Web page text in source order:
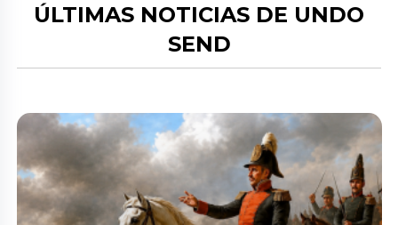
ÚLTIMAS NOTICIAS DE UNDO
SEND